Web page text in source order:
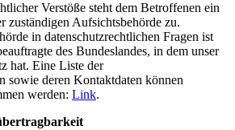
Verstöße steht dem Betroffenen ein
zuständigen Aufsichtsbehörde zu.
in datenschutzrechtlichen Fragen ist
des Bundeslandes, in dem unser
hat. Eine Liste der
sowie deren Kontaktdaten können
werden: Link.